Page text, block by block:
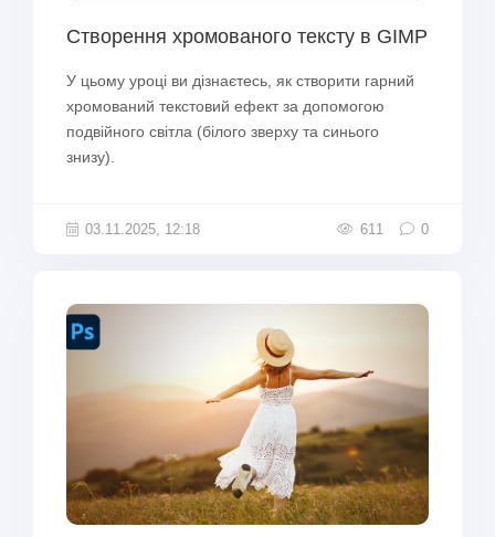
Створення хромованого тексту в GIMP
У цьому уроці ви дізнаєтесь, як створити гарний
хромований текстовий ефект за допомогою
подвійного світла (білого зверху та синього
знизу).
03.11.2025, 12:18 611 0